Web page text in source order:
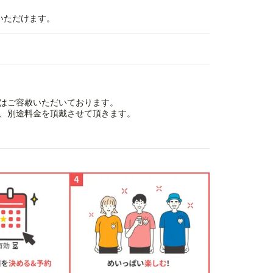
だけます。
ご容赦いただいております。
別途料金を頂戴させて頂きます。